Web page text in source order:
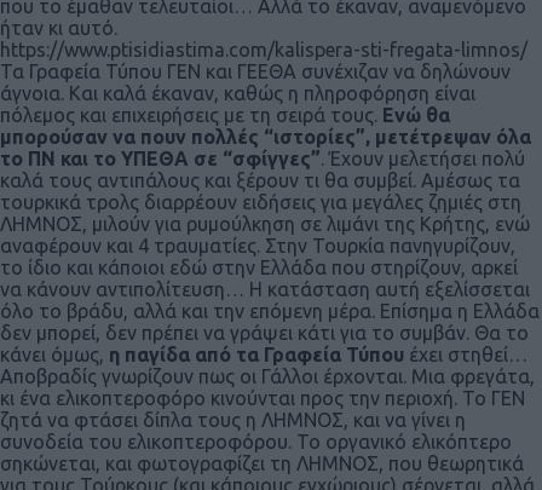
που το έμαθαν τελευταίοι… Αλλά το έκαναν, αναμενόμενο
ήταν κι αυτό.
https://www.ptisidiastima.com/kalispera-sti-fregata-limnos/
Τα Γραφεία Τύπου ΓΕΝ και ΓΕΕΘΑ συνέχιζαν να δηλώνουν
άγνοια. Και καλά έκαναν, καθώς η πληροφόρηση είναι
πόλεμος και επιχειρήσεις με τη σειρά τους. Ενώ θα
μπορούσαν να πουν πολλές “ιστορίες”, μετέτρεψαν όλα
το ΠΝ και το ΥΠΕΘΑ σε “σφίγγες”. Έχουν μελετήσει πολύ
καλά τους αντιπάλους και ξέρουν τι θα συμβεί. Αμέσως τα
τουρκικά τρολς διαρρέουν ειδήσεις για μεγάλες ζημιές στη
ΛΗΜΝΟΣ, μιλούν για ρυμούλκηση σε λιμάνι της Κρήτης, ενώ
αναφέρουν και 4 τραυματίες. Στην Τουρκία πανηγυρίζουν,
το ίδιο και κάποιοι εδώ στην Ελλάδα που στηρίζουν, αρκεί
να κάνουν αντιπολίτευση… Η κατάσταση αυτή εξελίσσεται
όλο το βράδυ, αλλά και την επόμενη μέρα. Επίσημα η Ελλάδα
δεν μπορεί, δεν πρέπει να γράψει κάτι για το συμβάν. Θα το
κάνει όμως, η παγίδα από τα Γραφεία Τύπου έχει στηθεί…
Αποβραδίς γνωρίζουν πως οι Γάλλοι έρχονται. Μια φρεγάτα,
κι ένα ελικοπτεροφόρο κινούνται προς την περιοχή. Το ΓΕΝ
ζητά να φτάσει δίπλα τους η ΛΗΜΝΟΣ, και να γίνει η
συνοδεία του ελικοπτεροφόρου. Το οργανικό ελικόπτερο
σηκώνεται, και φωτογραφίζει τη ΛΗΜΝΟΣ, που θεωρητικά
για τους Τούρκους (και κάποιους εγχώριους) σέρνεται, αλλά